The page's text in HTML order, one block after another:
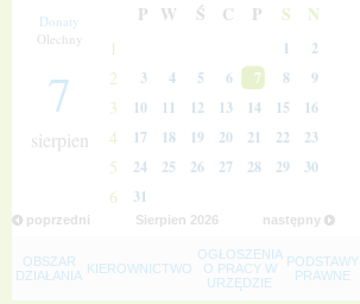
Donaty
Olechny
7
sierpien
P W Ś C P S N
1 1 2
2 3 4 5 6 7 8 9
3 10 11 12 13 14 15 16
4 17 18 19 20 21 22 23
5 24 25 26 27 28 29 30
6 31
poprzedni następny
Sierpien 2026
OBSZAR
DZIAŁANIA KIEROWNICTWO
OGŁOSZENIA
O PRACY W
URZĘDZIE
PODSTAWY
PRAWNE